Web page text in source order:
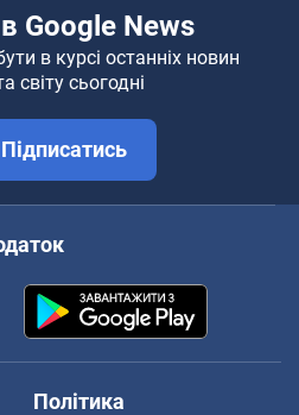
Google News
в курсі останніх новин
світу сьогодні
Підписатись
Політика